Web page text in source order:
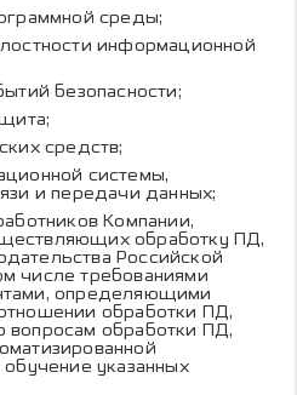
среды;
информационной
безопасности;
средств;
системы,
и передачи данных;
Компании,
обработку ПД,
Российской
числе требованиями
определяющими
обработки ПД,
вопросам обработки ПД,
указанных